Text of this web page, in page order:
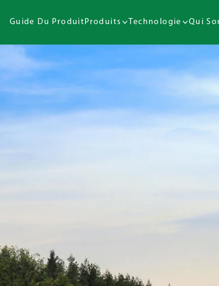
Guide Du ProduitProduits Technologie Qui